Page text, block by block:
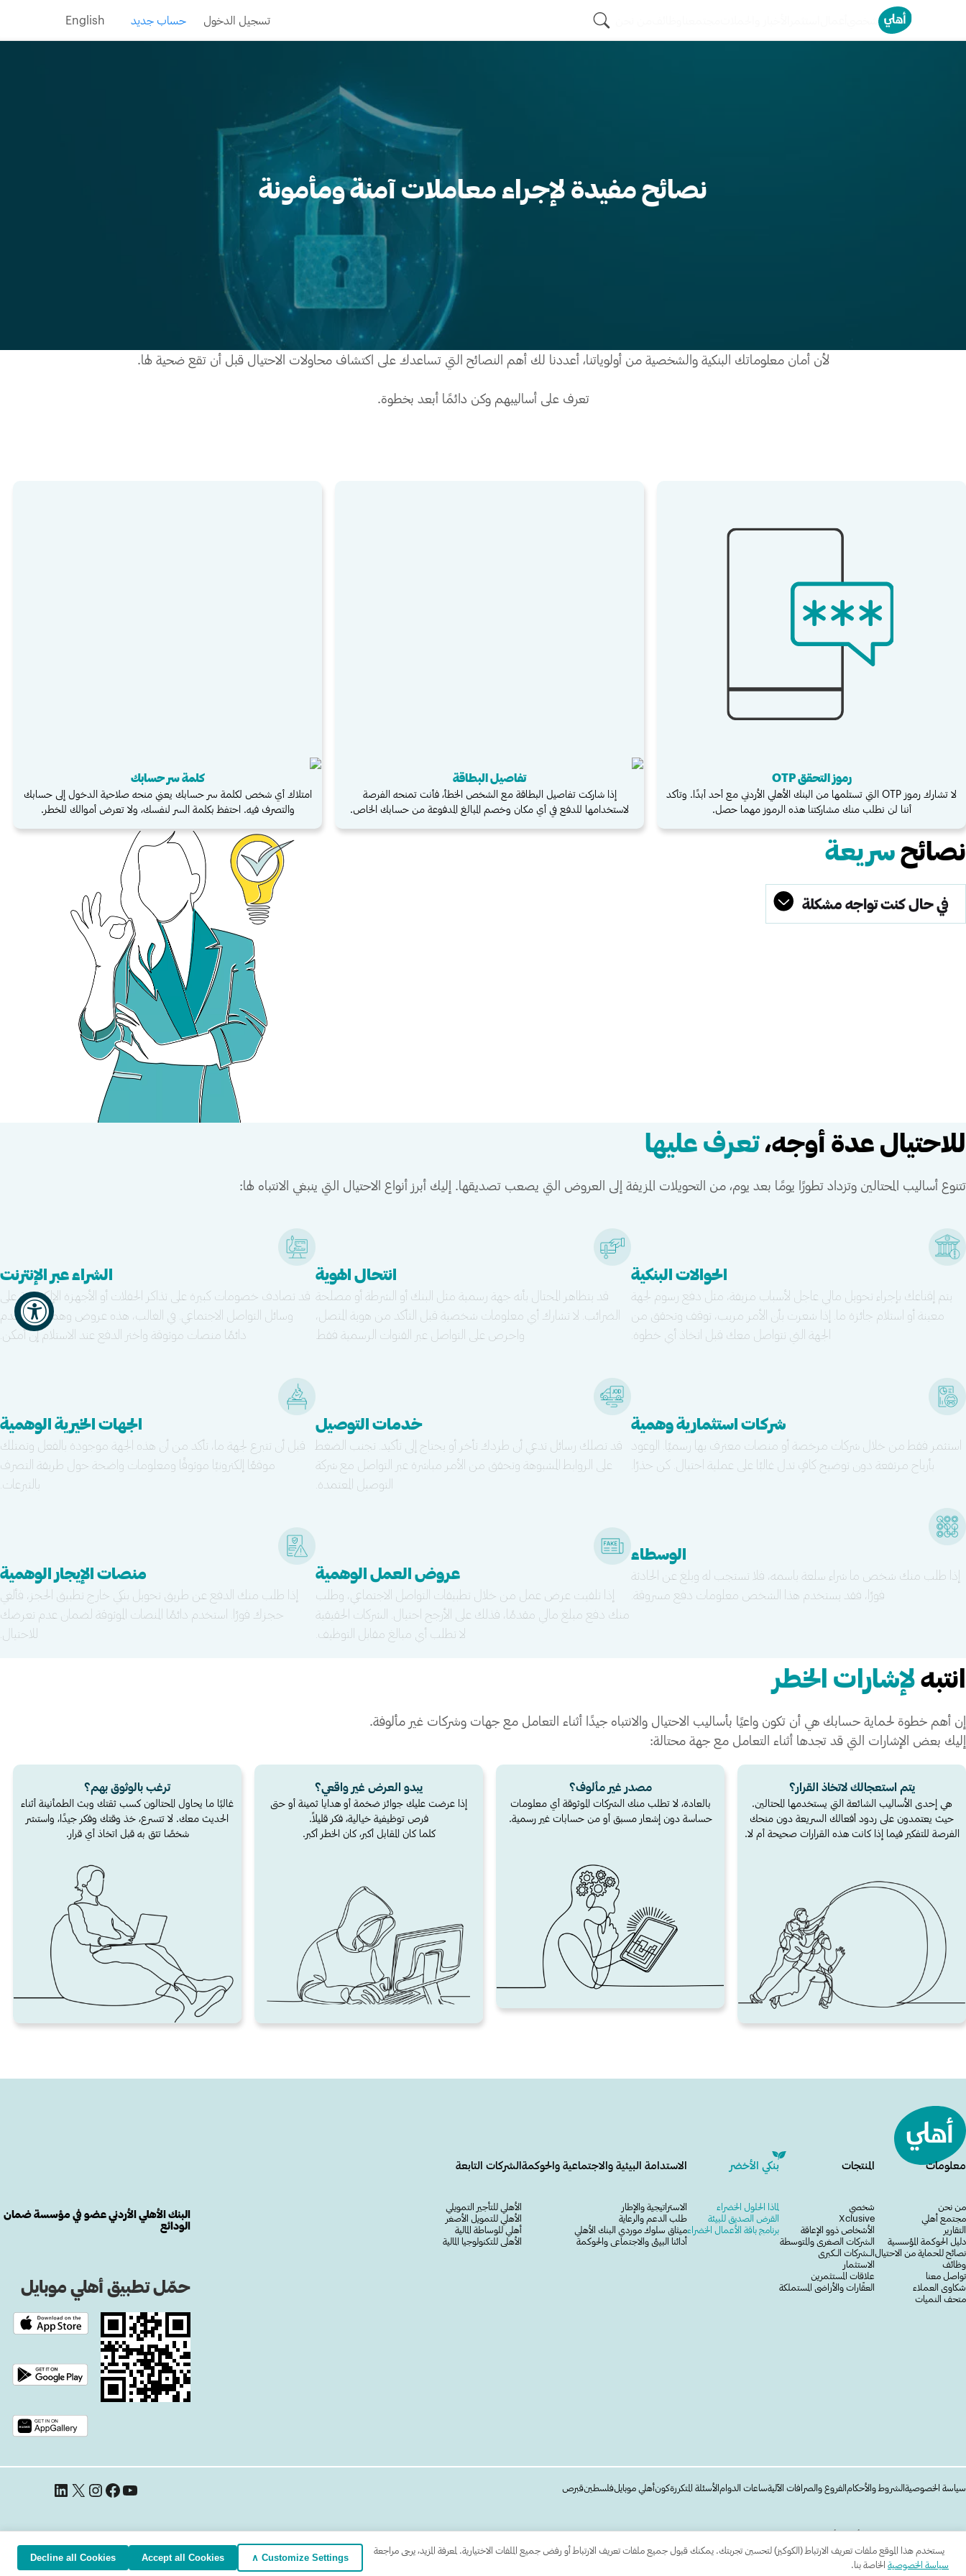
المحتوى
شخصي تسجيل الدخول حساب جديد English
نصائح مفيدة لإجراء معاملات آمنة ومأمونة
لأن أمان معلوماتك البنكية والشخصية من أولوياتنا، أعددنا لك أهم النصائح التي تساعدك على اكتشاف محاولات الاحتيال قبل أن تقع ضحية لها.
تعرف على أساليبهم وكن دائمًا أبعد بخطوة.
رموز التحقق OTP
لا تشارك رموز OTP التي تستلمها من البنك الأهلي الأردني مع أحد أبدًا. وتأكد
أننا لن نطلب منك مشاركتنا هذه الرموز مهما حصل.
تفاصيل البطاقة
إذا شاركت تفاصيل البطاقة مع الشخص الخطأ، فأنت تمنحه الفرصة
لاستخدامها للدفع في أي مكان وخصم المبالغ المدفوعة من حسابك الخاص.
كلمة سر حسابك
امتلاك أي شخص لكلمة سر حسابك يعني منحه صلاحية الدخول إلى حسابك
والتصرف فيه. احتفظ بكلمة السر لنفسك، ولا تعرض أموالك للخطر.
نصائح سريعة
في حال كنت تواجه مشكلة
للاحتيال عدة أوجه،تعرف عليها
تتنوع أساليب المحتالين وتزداد تطورًا يومًا بعد يوم، من التحويلات المزيفة إلى العروض التي يصعب تصديقها. إليك أبرز أنواع الاحتيال التي ينبغي الانتباه لها:
الحوالات البنكية
يتم إقناعك بإجراء تحويل مالي عاجل لأسباب مزيفة، مثل دفع رسوم لجهة
معينة أو استلام جائزة ما. إذا شعرت بأن الأمر مريب، توقف وتحقق من
الجهة التي تتواصل معك قبل اتخاذ أي خطوة.
شركات استثمارية وهمية
استثمر فقط من خلال شركات مرخصة أو منصات معترف بها رسميًا. الوعود
بأرباح مرتفعة دون توضيح كافٍ تدل غالبًا على عملية احتيال. كن حذرًا.
الوسطاء
إذا طلب منك شخص ما شراء سلعة باسمه، فلا تستجب له وبلغ عن الحادثة
فورًا، فقد يستخدم هذا الشخص معلومات دفع مسروقة.
انتحال الهوية
قد يتظاهر المحتال بأنه جهة رسمية مثل البنك أو الشرطة أو مصلحة
الضرائب. لا تشارك أي معلومات شخصية قبل التأكد من هوية المتصل،
واحرص على التواصل عبر القنوات الرسمية فقط.
خدمات التوصيل
قد تصلك رسائل تدعي أن طردك تأخر أو يحتاج إلى تأكيد. تجنب الضغط
على الروابط المشبوهة وتحقق من الأمر مباشرة عبر التواصل مع شركة
التوصيل المعتمدة.
عروض العمل الوهمية
إذا تلقيت عرض عمل من خلال تطبيقات التواصل الاجتماعي، وطلب
منك دفع مبلغ مالي مقدمًا، فذلك على الأرجح احتيال. الشركات الحقيقية
لا تطلب أي مبالغ مقابل التوظيف.
الشراء عبر الإنترنت
قد تصادف خصومات كبيرة على تذاكر الحفلات أو الأجهزة الإلكترونية على
وسائل التواصل الاجتماعي. في الغالب، هذه عروض وهمية. استخدم
دائمًا منصات موثوقة واختر الدفع عند الاستلام إن أمكن.
الجهات الخيرية الوهمية
قبل أن تتبرع لجهة ما، تأكد من أن هذه الجهة موجودة بالفعل وتمتلك
موقعًا إلكترونيًا موثوقًا ومعلومات واضحة حول طريقة التصرف
بالتبرعات.
منصات الإيجار الوهمية
إذا طلب منك الدفع عن طريق تحويل بنكي خارج تطبيق الحجز، فألغي
حجزك فورًا. استخدم دائمًا المنصات الموثوقة لضمان عدم تعرضك
للاحتيال.
انتبهلإشارات الخطر
إن أهم خطوة لحماية حسابك هي أن تكون واعيًا بأساليب الاحتيال والانتباه جيدًا أثناء التعامل مع جهات وشركات غير مألوفة.
إليك بعض الإشارات التي قد تجدها أثناء التعامل مع جهة محتالة:
يتم استعجالك لاتخاذ القرار؟
هي إحدى الأساليب الشائعة التي يستخدمها المحتالين.
حيث يعتمدون على ردود أفعالك السريعة دون منحك
الفرصة للتفكير فيما إذا كانت هذه القرارات صحيحة أم لا.
مصدر غير مألوف؟
بالعادة، لا تطلب منك الشركات الموثوقة أي معلومات
حساسة دون إشعار مسبق أو من حسابات غير رسمية.
يبدو العرض غير واقعي؟
إذا عرضت عليك جوائز ضخمة أو هدايا ثمينة أو حتى
فرص توظيفية خيالية، فكر قليلاً.
كلما كان المقابل أكبر، كان الخطر أكبر.
ترغب بالوثوق بهم؟
غالبًا ما يحاول المحتالون كسب ثقتك وبث الطمأنينة أثناء
الحديث معك. لا تتسرع، خذ وقتك وفكر جيدًا، واستشر
شخصًا تثق به قبل اتخاذ أي قرار.
معلومات
من نحن
مجتمع أهلي
التقارير
دليل الحوكمة المؤسسية
نصائح للحماية من الاحتيال
وظائف
تواصل معنا
شكاوى العملاء
متحف النميات
المنتجات
شخصي
Xclusive
الأشخاص ذوو الإعاقة
الشركات الصغرى والمتوسطة
الـــشركات الـــكبرى
الاستثمار
علاقات المستثمرين
العقّارات والأراضي المستملكة
بنكي الأخضر
لماذا الحلول الخضراء
القرض الصديق للبيئة
برنامج باقة الأعمال الخضراء
الاستدامة البيئية والاجتماعية والحوكمة
الاستراتيجية والإطار
طلب الدعم والرعاية
ميثاق سلوك موردي البنك الأهلي
أدائنا البيئي والاجتماعي والحوكمة
الشركات التابعة
الأهلي للتأجير التمويلي
الأهلي للتمويل الأصغر
أهلي للوساطة المالية
الأهلي للتكنولوجيا المالية
البنك الأهلي الأردني عضو في مؤسسة ضمان
الودائع
حمّل تطبيق أهلي موبايل
سياسة الخصوصيةالشروط والأحكامالفروع والصرافات الآليةساعات الدوامالأسئلة المتكررةكونأهلي موبايلفلسطينقبرص يوتيوبفيسبوك إنستجرام إكسلينكد إن
جميع الحقوق محفوظة للبنك الأهلي الأردني Copyright © 2026
يستخدم هذا الموقع ملفات تعريف الارتباط (الكوكيز) لتحسين تجربتك. يمكنك قبول جميع ملفات تعريف الارتباط أو رفض جميع الملفات الاختيارية. لمعرفة المزيد، يرجى مراجعة
سياسة الخصوصية الخاصة بنا.
Customize Settings ∧
Accept all Cookies
Decline all Cookies